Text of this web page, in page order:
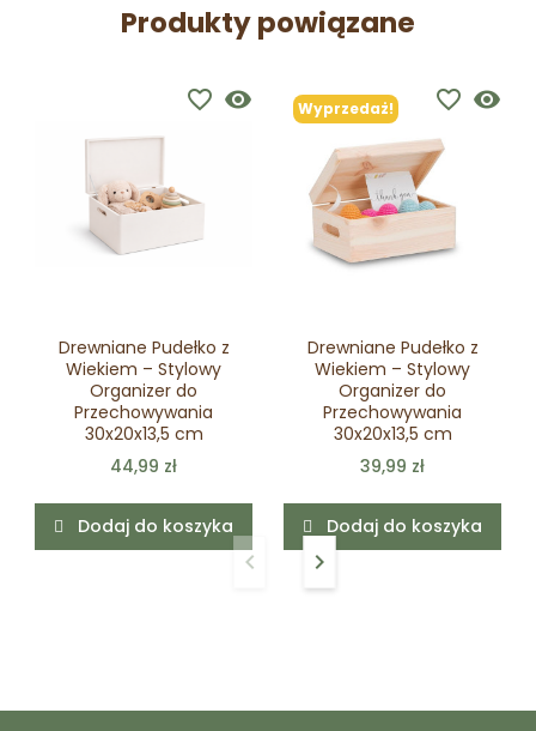
Produkty powiązane
visibility
favorite_border
Drewniane Pudełko z
Wiekiem – Stylowy
Organizer do
Przechowywania
30x20x13,5 cm
44,99 zł
Dodaj do koszyka
Wyprzedaż! visibility
favorite_border
Drewniane Pudełko z
Wiekiem – Stylowy
Organizer do
Przechowywania
30x20x13,5 cm
39,99 zł
Dodaj do koszyka
Poprzedni
keyboard_arrow_left Następny
keyboard_arrow_right